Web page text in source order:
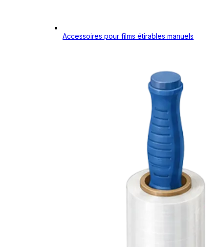
Accessoires pour films étirables manuels